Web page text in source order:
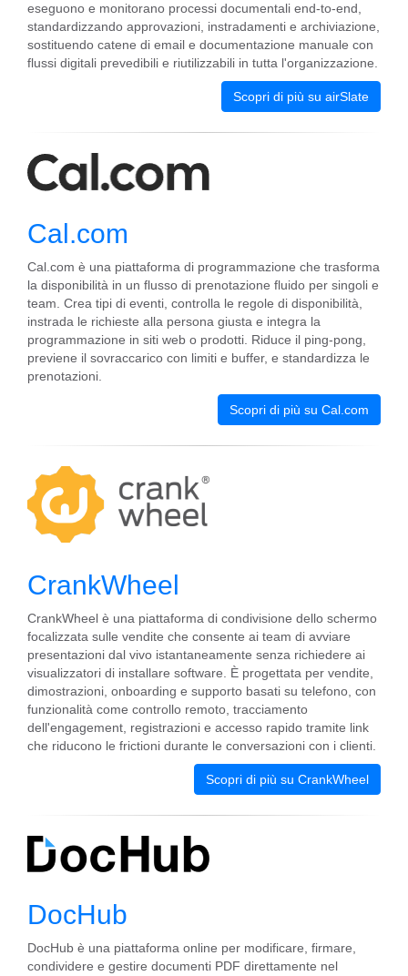
eseguono e monitorano processi documentali end-to-end,
standardizzando approvazioni, instradamenti e archiviazione,
sostituendo catene di email e documentazione manuale con
flussi digitali prevedibili e riutilizzabili in tutta l'organizzazione.
Scopri di più su airSlate
Cal.com
Cal.com è una piattaforma di programmazione che trasforma
la disponibilità in un flusso di prenotazione fluido per singoli e
team. Crea tipi di eventi, controlla le regole di disponibilità,
instrada le richieste alla persona giusta e integra la
programmazione in siti web o prodotti. Riduce il ping-pong,
previene il sovraccarico con limiti e buffer, e standardizza le
prenotazioni.
Scopri di più su Cal.com
CrankWheel
CrankWheel è una piattaforma di condivisione dello schermo
focalizzata sulle vendite che consente ai team di avviare
presentazioni dal vivo istantaneamente senza richiedere ai
visualizzatori di installare software. È progettata per vendite,
dimostrazioni, onboarding e supporto basati su telefono, con
funzionalità come controllo remoto, tracciamento
dell'engagement, registrazioni e accesso rapido tramite link
che riducono le frictioni durante le conversazioni con i clienti.
Scopri di più su CrankWheel
DocHub
DocHub è una piattaforma online per modificare, firmare,
condividere e gestire documenti PDF direttamente nel